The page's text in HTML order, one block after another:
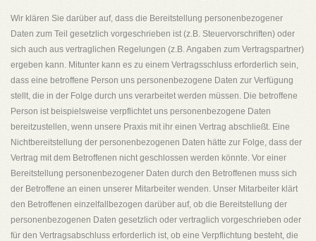
Wir klären Sie darüber auf, dass die Bereitstellung personenbezogener
Daten zum Teil gesetzlich vorgeschrieben ist (z.B. Steuervorschriften) oder
sich auch aus vertraglichen Regelungen (z.B. Angaben zum Vertragspartner)
ergeben kann. Mitunter kann es zu einem Vertragsschluss erforderlich sein,
dass eine betroffene Person uns personenbezogene Daten zur Verfügung
stellt, die in der Folge durch uns verarbeitet werden müssen. Die betroffene
Person ist beispielsweise verpflichtet uns personenbezogene Daten
bereitzustellen, wenn unsere Praxis mit ihr einen Vertrag abschließt. Eine
Nichtbereitstellung der personenbezogenen Daten hätte zur Folge, dass der
Vertrag mit dem Betroffenen nicht geschlossen werden könnte. Vor einer
Bereitstellung personenbezogener Daten durch den Betroffenen muss sich
der Betroffene an einen unserer Mitarbeiter wenden. Unser Mitarbeiter klärt
den Betroffenen einzelfallbezogen darüber auf, ob die Bereitstellung der
personenbezogenen Daten gesetzlich oder vertraglich vorgeschrieben oder
für den Vertragsabschluss erforderlich ist, ob eine Verpflichtung besteht, die